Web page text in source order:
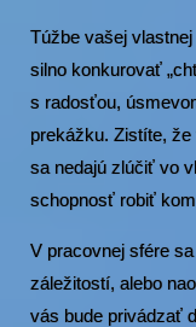
Túžbe vašej
silno konkurovať
s radosťou,
prekážku. Zistíte, že
sa nedajú zlúčiť vo
schopnosť robiť
V pracovnej sfére
záležitostí, alebo
vás bude privádzať